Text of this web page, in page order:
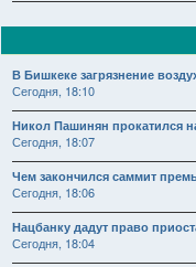
В Бишкеке загрязнение
Сегодня, 18:10
Никол Пашинян прокатился
Сегодня, 18:07
Чем закончился саммит
Сегодня, 18:06
Нацбанку дадут право
Сегодня, 18:04